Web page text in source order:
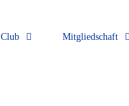
Mitgliedschaft